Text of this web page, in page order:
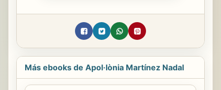
Más ebooks de Apol·lònia Martínez Nadal